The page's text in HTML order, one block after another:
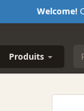
Welcome!
Produits